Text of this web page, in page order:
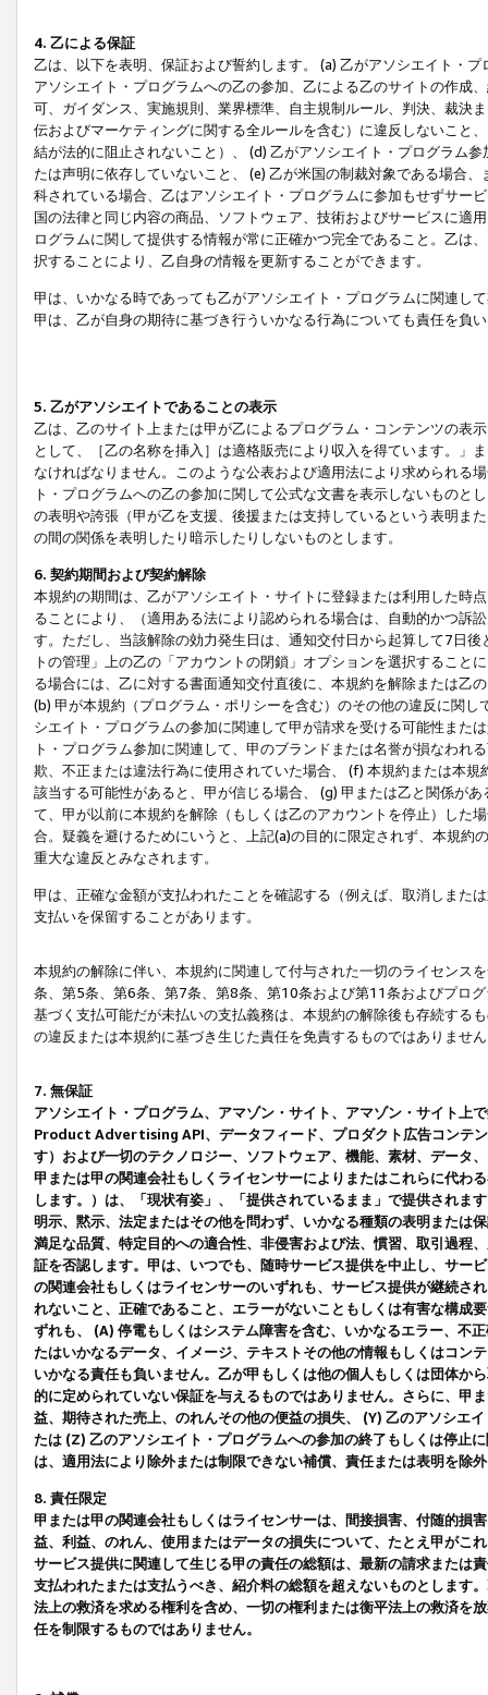
4. 乙による保証
乙は、以下を表明、保証および誓約します。 (a) 乙がアソシエイト・
アソシエイト・プログラムへの乙の参加、乙による乙のサイトの作成
可、ガイダンス、実施規則、業界標準、自主規制ルール、判決、裁決
伝およびマーケティングに関する全ルールを含む）に違反しないこと
結が法的に阻止されないこと）、 (d) 乙がアソシエイト・プログラム
たは声明に依存していないこと、 (e) 乙が米国の制裁対象である場合
科されている場合、乙はアソシエイト・プログラムに参加もせずサー
国の法律と同じ内容の商品、ソフトウェア、技術およびサービスに適
ログラムに関して提供する情報が常に正確かつ完全であること。乙は
択することにより、乙自身の情報を更新することができます。
甲は、いかなる時であっても乙がアソシエイト・プログラムに関連し
甲は、乙が自身の期待に基づき行ういかなる行為についても責任を負
5. 乙がアソシエイトであることの表示
乙は、乙のサイト上または甲が乙によるプログラム・コンテンツの表
として、［乙の名称を挿入］は適格販売により収入を得ています。」
なければなりません。このような公表および適用法により求められる
ト・プログラムへの乙の参加に関して公式な文書を表示しないもの
の表明や誇張（甲が乙を支援、後援または支持しているという表明ま
の間の関係を表明したり暗示したりしないものとします。
6. 契約期間および契約解除
本規約の期間は、乙がアソシエイト・サイトに登録または利用した時
ることにより、（適用ある法により認められる場合は、自動的かつ訴
す。ただし、当該解除の効力発生日は、通知交付日から起算して7日
トの管理」上の乙の「アカウントの閉鎖」オプションを選択するこ
る場合には、乙に対する書面通知交付直後に、本規約を解除または乙
(b) 甲が本規約（プログラム・ポリシーを含む）のその他の違反に関
シエイト・プログラムの参加に関連して甲が請求を受ける可能性また
ト・プログラム参加に関連して、甲のブランドまたは名誉が損なわれ
欺、不正または違法行為に使用されていた場合、 (f) 本規約または本
該当する可能性があると、甲が信じる場合、 (g) 甲または乙と関係が
て、甲が以前に本規約を解除（もしくは乙のアカウントを停止）した
合。疑義を避けるためにいうと、上記(a)の目的に限定されず、本規
重大な違反とみなされます。
甲は、正確な金額が支払われたことを確認する（例えば、取消しまた
支払いを保留することがあります。
本規約の解除に伴い、本規約に関連して付与された一切のライセンス
条、第5条、第6条、第7条、第8条、第10条および第11条およびプロ
基づく支払可能だが未払いの支払義務は、本規約の解除後も存続する
の違反または本規約に基づき生じた責任を免責するものではありませ
7. 無保証
アソシエイト・プログラム、アマゾン・サイト、アマゾン・サイト上
Product Advertising API、データフィード、プロダクト広告コンテ
す）および一切のテクノロジー、ソフトウェア、機能、素材、データ
甲または甲の関連会社もしくライセンサーによりまたはこれらに代わ
します。）は、「現状有姿」、「提供されているまま」で提供されま
明示、黙示、法定またはその他を問わず、いかなる種類の表明または
満足な品質、特定目的への適合性、非侵害および法、慣習、取引過程
証を否認します。甲は、いつでも、随時サービス提供を中止し、サー
の関連会社もしくはライセンサーのいずれも、サービス提供が継続さ
れないこと、正確であること、エラーがないこともしくは有害な構成
ずれも、 (A) 停電もしくはシステム障害を含む、いかなるエラー、不
たはいかなるデータ、イメージ、テキストその他の情報もしくはコン
いかなる責任も負いません。乙が甲もしくは他の個人もしくは団体か
的に定められていない保証を与えるものではありません。さらに、甲
益、期待された売上、のれんその他の便益の損失、 (Y) 乙のアソシエ
たは (Z) 乙のアソシエイト・プログラムへの参加の終了もしくは停止
は、適用法により除外または制限できない補償、責任または表明を除
8. 責任限定
甲または甲の関連会社もしくはライセンサーは、間接損害、付随的損
益、利益、のれん、使用またはデータの損失について、たとえ甲がこ
サービス提供に関連して生じる甲の責任の総額は、最新の請求または
支払われたまたは支払うべき、紹介料の総額を超えないものとします
法上の救済を求める権利を含め、一切の権利または衡平法上の救済を
任を制限するものではありません。